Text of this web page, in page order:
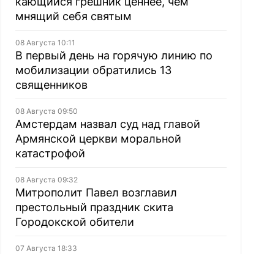
мнящий себя святым
08 Августа 10:11
В первый день на горячую линию по
мобилизации обратились 13
священников
08 Августа 09:50
Амстердам назвал суд над главой
Армянской церкви моральной
катастрофой
08 Августа 09:32
Митрополит Павел возглавил
престольный праздник скита
Городокской обители
07 Августа 18:33